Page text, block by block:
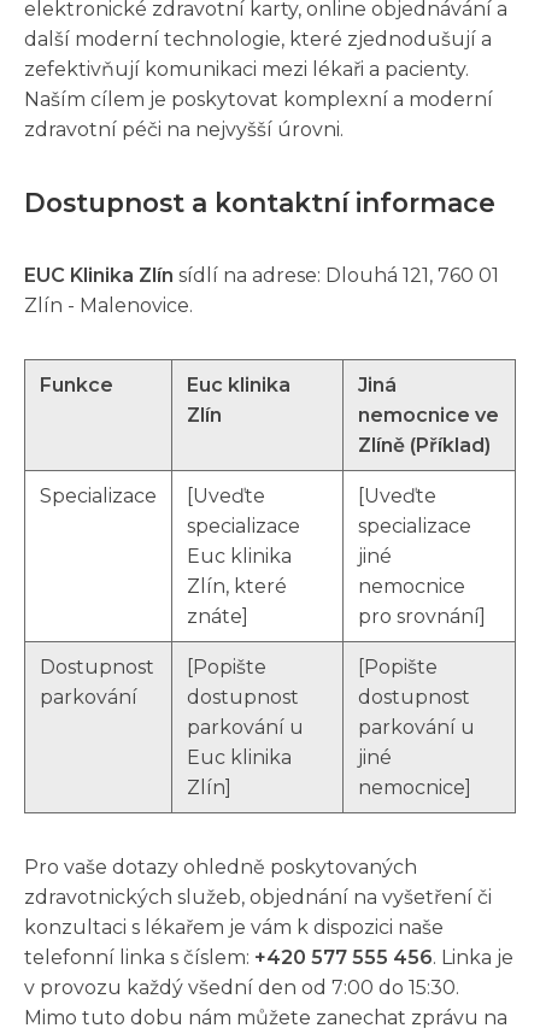
elektronické zdravotní karty, online objednávání a
další moderní technologie, které zjednodušují a
zefektivňují komunikaci mezi lékaři a pacienty.
Naším cílem je poskytovat komplexní a moderní
zdravotní péči na nejvyšší úrovni.
Dostupnost a kontaktní informace
EUC Klinika Zlín sídlí na adrese: Dlouhá 121, 760 01
Zlín - Malenovice.
Funkce
Euc klinika
Zlín
Jiná
nemocnice ve
Zlíně (Příklad)
Specializace
[Uveďte
specializace
Euc klinika
Zlín, které
znáte]
[Uveďte
specializace
jiné
nemocnice
pro srovnání]
Dostupnost
parkování
[Popište
dostupnost
parkování u
Euc klinika
Zlín]
[Popište
dostupnost
parkování u
jiné
nemocnice]
Pro vaše dotazy ohledně poskytovaných
zdravotnických služeb, objednání na vyšetření či
konzultaci s lékařem je vám k dispozici naše
telefonní linka s číslem: +420 577 555 456. Linka je
v provozu každý všední den od 7:00 do 15:30.
Mimo tuto dobu nám můžete zanechat zprávu na